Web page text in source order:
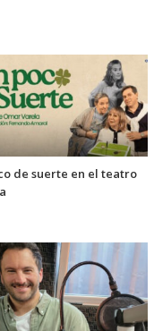
de suerte en el teatro